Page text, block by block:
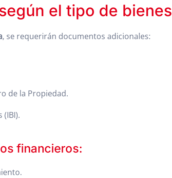
el tipo de bienes
, se requerirán documentos adicionales:
de la Propiedad.
financieros: